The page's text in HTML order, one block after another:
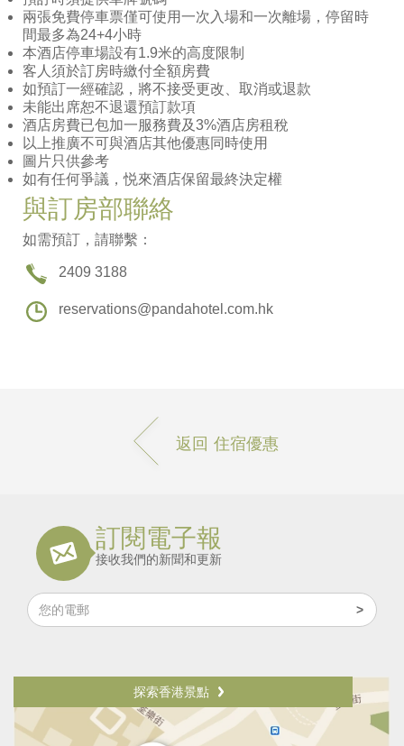
兩張免費停車票僅可使用一次入場和一次離場，停留時
間最多為24+4小時
本酒店停車場設有1.9米的高度限制
客人須於訂房時繳付全額房費
如預訂一經確認，將不接受更改、取消或退款
未能出席恕不退還預訂款項
酒店房費已包加一服務費及3%酒店房租稅
以上推廣不可與酒店其他優惠同時使用
圖片只供參考
如有任何爭議，悦來酒店保留最終決定權
與訂房部聯絡
如需預訂，請聯繫：
2409 3188
reservations@pandahotel.com.hk
返回 住宿優惠
訂閱電子報
接收我們的新聞和更新
探索香港景點